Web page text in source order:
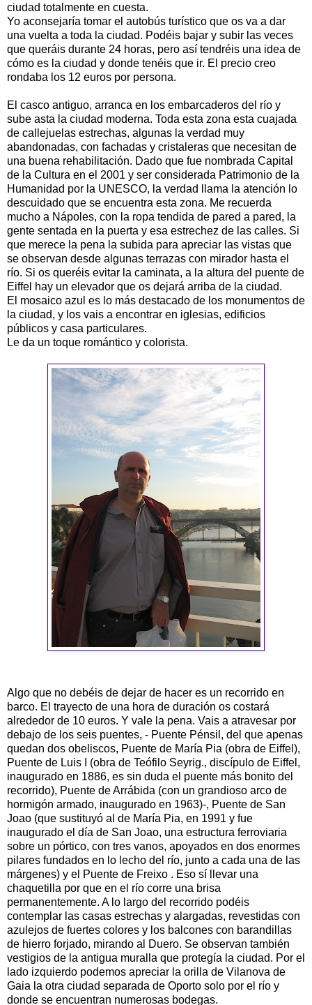
ciudad totalmente en cuesta.
Yo aconsejaría tomar el autobús turístico que os va a dar
una vuelta a toda la ciudad. Podéis bajar y subir las veces
que queráis durante 24 horas, pero así tendréis una idea de
cómo es la ciudad y donde tenéis que ir. El precio creo
rondaba los 12 euros por persona.
El casco antiguo, arranca en los embarcaderos del río y
sube asta la ciudad moderna. Toda esta zona esta cuajada
de callejuelas estrechas, algunas la verdad muy
abandonadas, con fachadas y cristaleras que necesitan de
una buena rehabilitación. Dado que fue nombrada Capital
de la Cultura en el 2001 y ser considerada Patrimonio de la
Humanidad por la UNESCO, la verdad llama la atención lo
descuidado que se encuentra esta zona. Me recuerda
mucho a Nápoles, con la ropa tendida de pared a pared, la
gente sentada en la puerta y esa estrechez de las calles. Si
que merece la pena la subida para apreciar las vistas que
se observan desde algunas terrazas con mirador hasta el
río. Si os queréis evitar la caminata, a la altura del puente de
Eiffel hay un elevador que os dejará arriba de la ciudad.
El mosaico azul es lo más destacado de los monumentos de
la ciudad, y los vais a encontrar en iglesias, edificios
públicos y casa particulares.
Le da un toque romántico y colorista.
Algo que no debéis de dejar de hacer es un recorrido en
barco. El trayecto de una hora de duración os costará
alrededor de 10 euros. Y vale la pena. Vais a atravesar por
debajo de los seis puentes, - Puente Pénsil, del que apenas
quedan dos obeliscos, Puente de María Pia (obra de Eiffel),
Puente de Luis I (obra de Teófilo Seyrig., discípulo de Eiffel,
inaugurado en 1886, es sin duda el puente más bonito del
recorrido), Puente de Arrábida (con un grandioso arco de
hormigón armado, inaugurado en 1963)-, Puente de San
Joao (que sustituyó al de María Pia, en 1991 y fue
inaugurado el día de San Joao, una estructura ferroviaria
sobre un pórtico, con tres vanos, apoyados en dos enormes
pilares fundados en lo lecho del río, junto a cada una de las
márgenes) y el Puente de Freixo . Eso sí llevar una
chaquetilla por que en el río corre una brisa
permanentemente. A lo largo del recorrido podéis
contemplar las casas estrechas y alargadas, revestidas con
azulejos de fuertes colores y los balcones con barandillas
de hierro forjado, mirando al Duero. Se observan también
vestigios de la antigua muralla que protegía la ciudad. Por el
lado izquierdo podemos apreciar la orilla de Vilanova de
Gaia la otra ciudad separada de Oporto solo por el río y
donde se encuentran numerosas bodegas.